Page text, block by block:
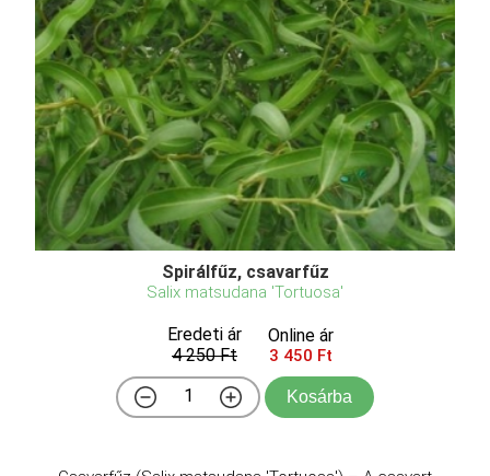
Spirálfűz, csavarfűz
Salix matsudana 'Tortuosa'
Eredeti ár
4 250 Ft
Online ár
3 450 Ft
Kosárba